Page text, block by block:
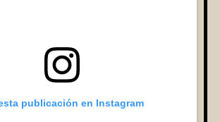
publicación en Instagram